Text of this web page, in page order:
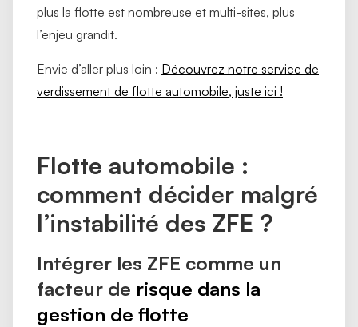
plus la flotte est nombreuse et multi-sites, plus
l’enjeu grandit.
Envie d’aller plus loin : Découvrez notre service de
verdissement de flotte automobile, juste ici !
Flotte automobile :
comment décider malgré
l’instabilité des ZFE ?
Intégrer les ZFE comme un
facteur de risque dans la
gestion de flotte